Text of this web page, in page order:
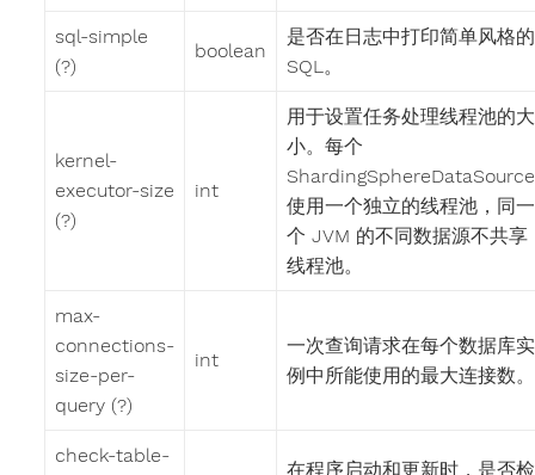
sql-simple
(?)
boolean
是否在日志中打印简单风格的
SQL。
kernel-
executor-size
(?)
int
用于设置任务处理线程池的大
小。每个
ShardingSphereDataSource
使用一个独立的线程池，同一
个 JVM 的不同数据源不共享
线程池。
max-
connections-
size-per-
query (?)
int
一次查询请求在每个数据库实
例中所能使用的最大连接数。
check-table-
在程序启动和更新时，是否检